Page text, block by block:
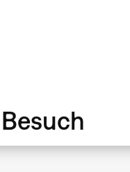
Besuch